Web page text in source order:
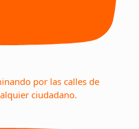
por las calles de
ciudadano.